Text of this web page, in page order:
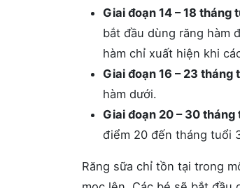
Giai đoạn 14 – 18 tháng
bắt đầu dùng răng hàm
hàm chỉ xuất hiện khi
Giai đoạn 16 – 23 tháng
hàm dưới.
Giai đoạn 20 – 30 tháng
điểm 20 đến tháng tuổi
Răng sữa chỉ tồn tại trong